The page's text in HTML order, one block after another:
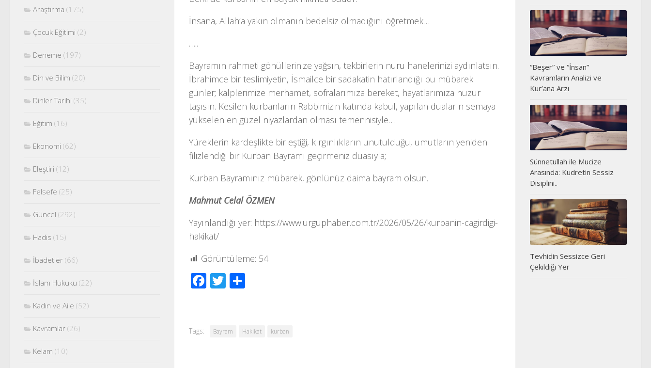
İnsana, Allah’a yakın olmanın bedelsiz olmadığını öğretmek…
…..
Bayramın rahmeti gönüllerinize yağsın, tekbirlerin nuru hanelerinizi aydınlatsın.
İbrahimce bir teslimiyetin, İsmailce bir sadakatin hatırlandığı bu mübarek
günler; kalplerimize merhamet, sofralarımıza bereket, hayatlarımıza huzur
taşısın. Kesilen kurbanların Rabbimizin katında kabul, yapılan duaların semaya
yükselen en güzel niyazlardan olması temennisiyle…
Yüreklerin kardeşlikte birleştiği, kırgınlıkların unutulduğu, umutların yeniden
filizlendiği bir Kurban Bayramı geçirmeniz duasıyla;
Kurban Bayramınız mübarek, gönlünüz daima bayram olsun.
Mahmut Celal ÖZMEN
Yayınlandığı yer: https://www.urguphaber.com.tr/2026/05/26/kurbanin-cagirdigi-
hakikat/
Görüntüleme: 54
Facebook
Twitter
Tags: Bayram Hakikat kurban
Araştırma (175)
Çocuk Eğitimi (2)
Deneme (197)
Din ve Bilim (20)
Dinler Tarihi (35)
Eğitim (16)
Ekonomi (62)
Eleştiri (12)
Felsefe (25)
Güncel (292)
Hadis (15)
İbadetler (66)
İslam Hukuku (22)
Kadın ve Aile (52)
Kavramlar (26)
Kelam (10)
“Beşer” ve “İnsan”
Kavramların Analizi ve
Kur’ana Arzı
Sünnetullah ile Mucize
Arasında: Kudretin Sessiz
Disiplini..
Tevhidin Sessizce Geri
Çekildiği Yer